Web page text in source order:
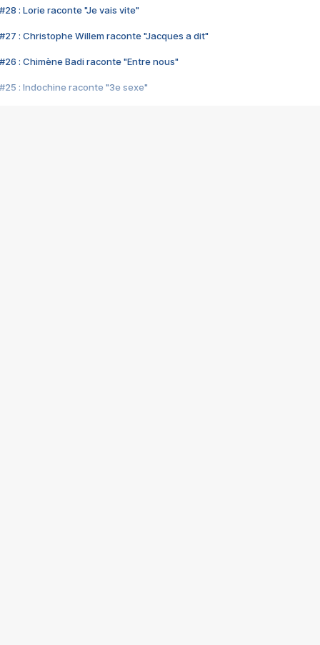
#28 : Lorie raconte "Je vais vite"
#27 : Christophe Willem raconte "Jacques a dit"
#26 : Chimène Badi raconte "Entre nous"
#25 : Indochine raconte "3e sexe"